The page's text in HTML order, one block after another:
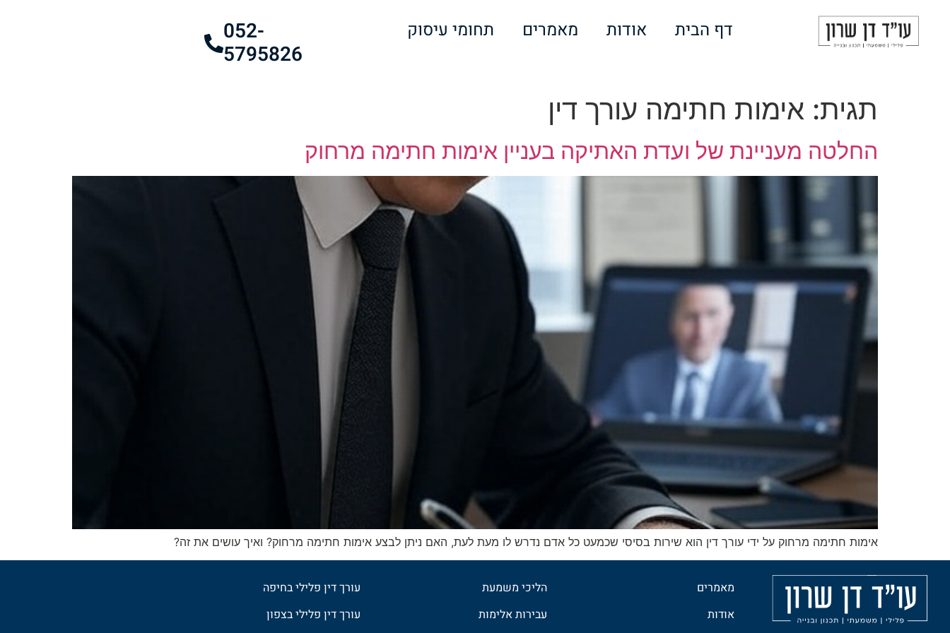
דף הבית אודות מאמרים תחומי עיסוק
052-
5795826
תגית: אימות חתימה עורך דין
החלטה מעניינת של ועדת האתיקה בעניין אימות חתימה מרחוק
אימות חתימה מרחוק על ידי עורך דין הוא שירות בסיסי שכמעט כל אדם נדרש לו מעת לעת, האם ניתן לבצע אימות חתימה מרחוק? ואיך עושים את זה?
מאמרים
אודות
הליכי משמעת
עבירות אלימות
עורך דין פלילי בחיפה
עורך דין פלילי בצפון